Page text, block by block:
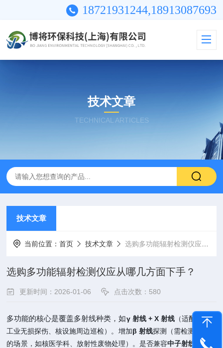
18721931244,18913087693
技术文章
TECHNICAL ARTICLES
技术文章
当前位置：首页 技术文章 选购多功能辐射检测仪应从哪几方面下手？
选购多功能辐射检测仪应从哪几方面下手？
更新时间：2026-01-06 点击次数：580
多功能的核心是覆盖多射线种类，如γ 射线 + X 射线（适配医疗、
工业无损探伤、核设施周边巡检）。 增加β 射线探测（需检测 β 污染
的场景，如核医学科、放射性废物处理）。是否兼容中子射线
（需内